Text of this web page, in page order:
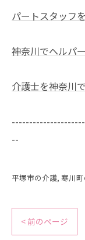
パートスタッフ
神奈川でヘルパ
介護士を神奈川
--
平塚市の介護 寒川
< 前のページ